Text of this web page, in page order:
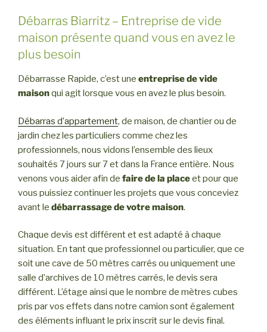
Débarras Biarritz – Entreprise de vide
maison présente quand vous en avez le
plus besoin
Débarrasse Rapide, c’est une entreprise de vide
maisonqui agit lorsque vous en avez le plus besoin.
Débarras d’appartement, de maison, de chantier ou de
jardin chez les particuliers comme chez les
professionnels, nous vidons l’ensemble des lieux
souhaités 7 jours sur 7 et dans la France entière. Nous
venons vous aider afin de faire de la placeet pour que
vous puissiez continuer les projets que vous conceviez
avant le débarrassage de votre maison.
Chaque devis est différent et est adapté à chaque
situation. En tant que professionnel ou particulier, que ce
soit une cave de 50 mètres carrés ou uniquement une
salle d’archives de 10 mètres carrés, le devis sera
différent. L’étage ainsi que le nombre de mètres cubes
pris par vos effets dans notre camion sont également
des éléments influant le prix inscrit sur le devis final.